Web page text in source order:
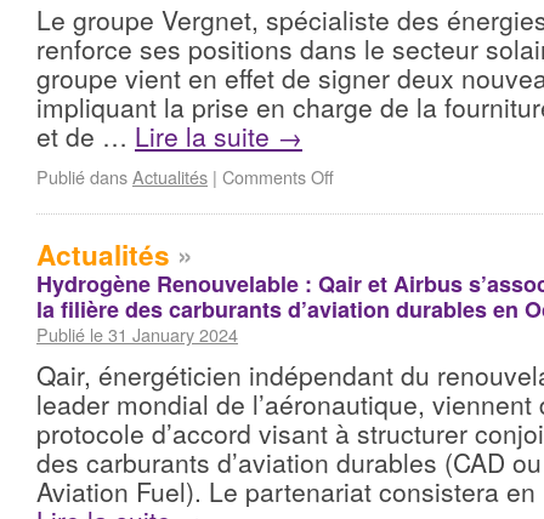
Le groupe Vergnet, spécialiste des
renforce ses positions dans le secteur
groupe vient en effet de signer deux
impliquant la prise en charge de la
et de … Lire la suite →
Publié dansActualités | Comments Off
Actualités »
Hydrogène Renouvelable : Qair et Airbus
la filière des carburants d’aviation durables en
Publié le 31 January 2024
Qair, énergéticien indépendant du
leader mondial de l’aéronautique, viennent
protocole d’accord visant à structurer
des carburants d’aviation durables (CAD
Aviation Fuel). Le partenariat consistera